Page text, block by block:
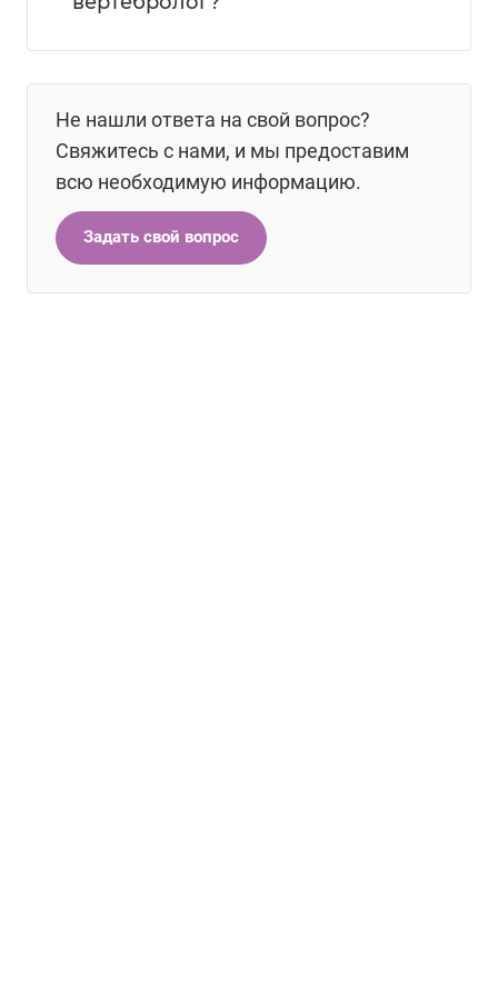
Не нашли ответа на свой вопрос?
Свяжитесь с нами, и мы предоставим
всю необходимую информацию.
Задать свой вопрос